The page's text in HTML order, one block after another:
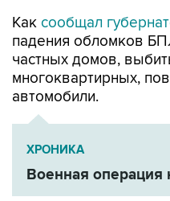
Как сообщал
падения обломков
частных домов,
многоквартирных,
автомобили.
ХРОНИКА
Военная операция